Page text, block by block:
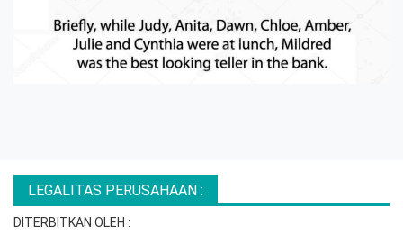
LEGALITAS PERUSAHAAN :
DITERBITKAN OLEH :